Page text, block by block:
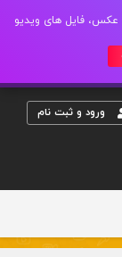
لایه باز، وکتور، عکس، فایل های ویدیو
ورود و ثبت نام